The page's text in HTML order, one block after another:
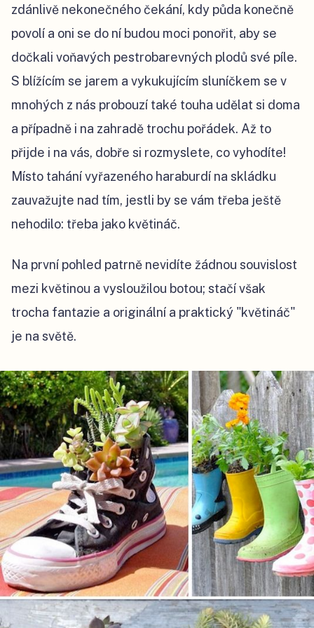
zdánlivě nekonečného čekání, kdy půda konečně
povolí a oni se do ní budou moci ponořit, aby se
dočkali voňavých pestrobarevných plodů své píle.
S blížícím se jarem a vykukujícím sluníčkem se v
mnohých z nás probouzí také touha udělat si doma
a případně i na zahradě trochu pořádek. Až to
přijde i na vás, dobře si rozmyslete, co vyhodíte!
Místo tahání vyřazeného haraburdí na skládku
zauvažujte nad tím, jestli by se vám třeba ještě
nehodilo: třeba jako květináč.
Na první pohled patrně nevidíte žádnou souvislost
mezi květinou a vysloužilou botou; stačí však
trocha fantazie a originální a praktický "květináč"
je na světě.